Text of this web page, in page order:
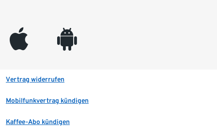
appleinc android
Vertrag widerrufen
Mobilfunkvertrag kündigen
Kaffee-Abo kündigen